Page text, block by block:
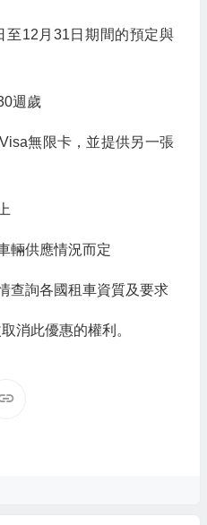
至12月31日期間的預定與
週歲
無限卡，並提供另一張
輛供應情況而定
查詢各國租車資質及要求
消此優惠的權利。